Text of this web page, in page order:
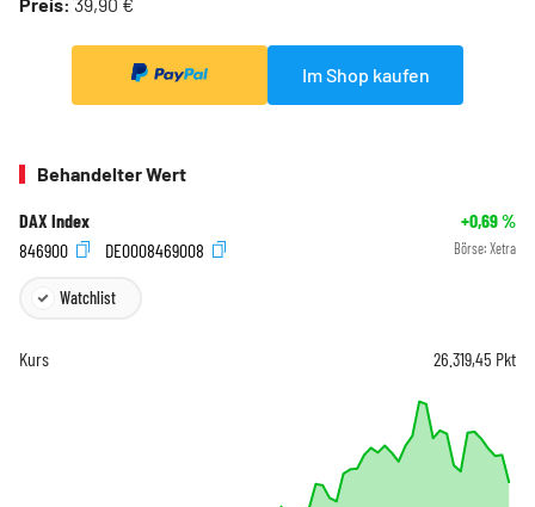
Im Shop kaufen
Behandelter Wert
DAX Index +0,69%
846900
DE0008469008 Börse: Xetra
Watchlist
Kurs 26.319,45 Pkt